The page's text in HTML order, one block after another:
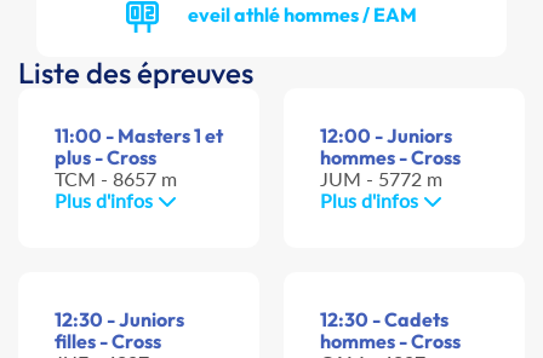
eveil athlé hommes / EAM
Liste des épreuves
11:00 - Masters 1 et
plus - Cross
TCM - 8657 m
Plus d'infos
12:00 - Juniors
hommes - Cross
JUM - 5772 m
Plus d'infos
12:30 - Juniors
filles - Cross
12:30 - Cadets
hommes - Cross